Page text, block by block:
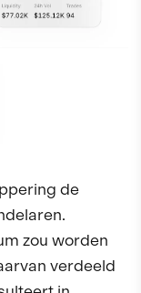
de
zou worden
verdeeld